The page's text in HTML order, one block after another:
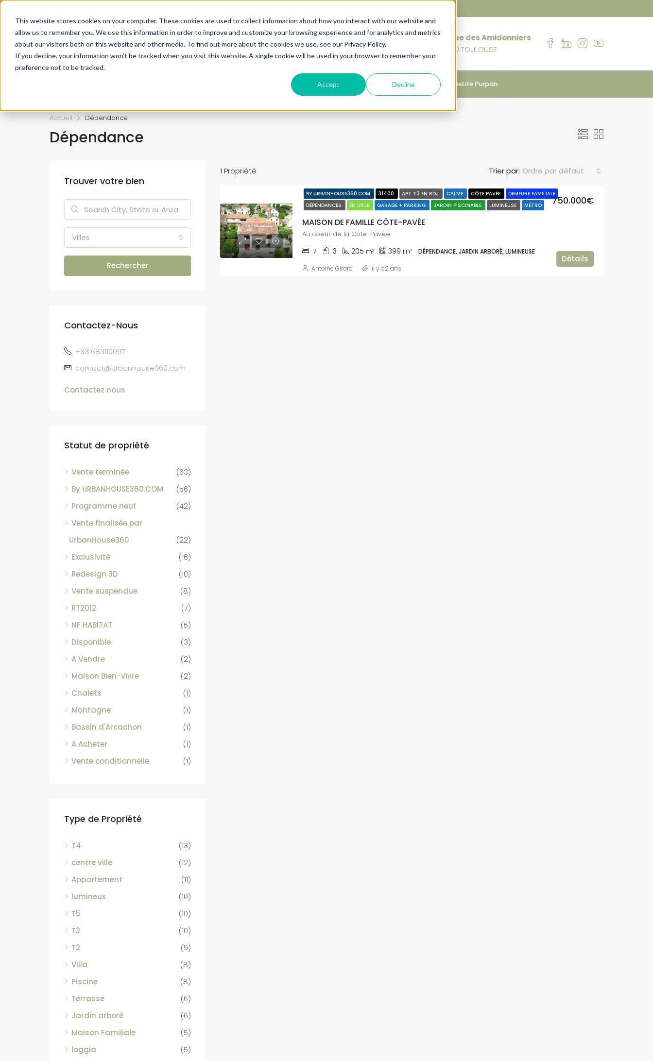
This website stores cookies on your computer. These cookies are used to collect information about how you interact with our website and
allow us to remember you. We use this information in order to improve and customize your browsing experience and for analytics and metrics
about our visitors both on this website and other media. To find out more about the cookies we use, see our Privacy Policy.
If you decline, your information won’t be tracked when you visit this website. A single cookie will be used in your browser to remember your
preference not to be tracked.
Accept Decline
+33683110097
contact@urbanhouse360.com
76 rue des Amidonniers
31000 TOULOUSE
Nos Biens Nos infos UrbanhouseLife Purpan
Accueil Dépendance
Dépendance
1 Propriété Trier par: Ordre par défaut
BY URBANHOUSE360.COM 31400 APT T3 EN RDJ CALME CÔTE PAVÉE
DEMEURE FAMILIALE
DÉPENDANCES
EN VILLE GARAGE + PARKING JARDIN PISCINABLE LUMINEUSE MÉTRO
MAISON DE FAMILLE CÔTE-PAVÉE
750.000€
Au coeur de la Côte-Pavée
7 3 205 m² 399 m² DÉPENDANCE, JARDIN ARBORÉ, LUMINEUSE
Détails
Antoine Girard il y a2 ans
Trouver votre bien
Villes
Rechercher
Contactez-Nous
+33 683110097
contact@urbanhouse360.com
Contactez nous
Statut de propriété
Vente terminée
(63)
By URBANHOUSE360.COM
(56)
Programme neuf
(42)
Vente finalisée par
UrbanHouse360
(22)
Exclusivité
(16)
Redesign 3D
(10)
Vente suspendue
(8)
RT2012
(7)
NF HABITAT
(5)
Disponible
(3)
A Vendre
(2)
Maison Bien-Vivre
(2)
Chalets
(1)
Montagne
(1)
Bassin d'Arcachon
(1)
A Acheter
(1)
Vente conditionnelle
(1)
Type de Propriété
T4
(13)
centre ville
(12)
Appartement
(11)
lumineux
(10)
T5
(10)
T3
(10)
T2
(9)
Villa
(8)
Piscine
(8)
Terrasse
(6)
Jardin arboré
(6)
Maison Familiale
(5)
loggia
(5)